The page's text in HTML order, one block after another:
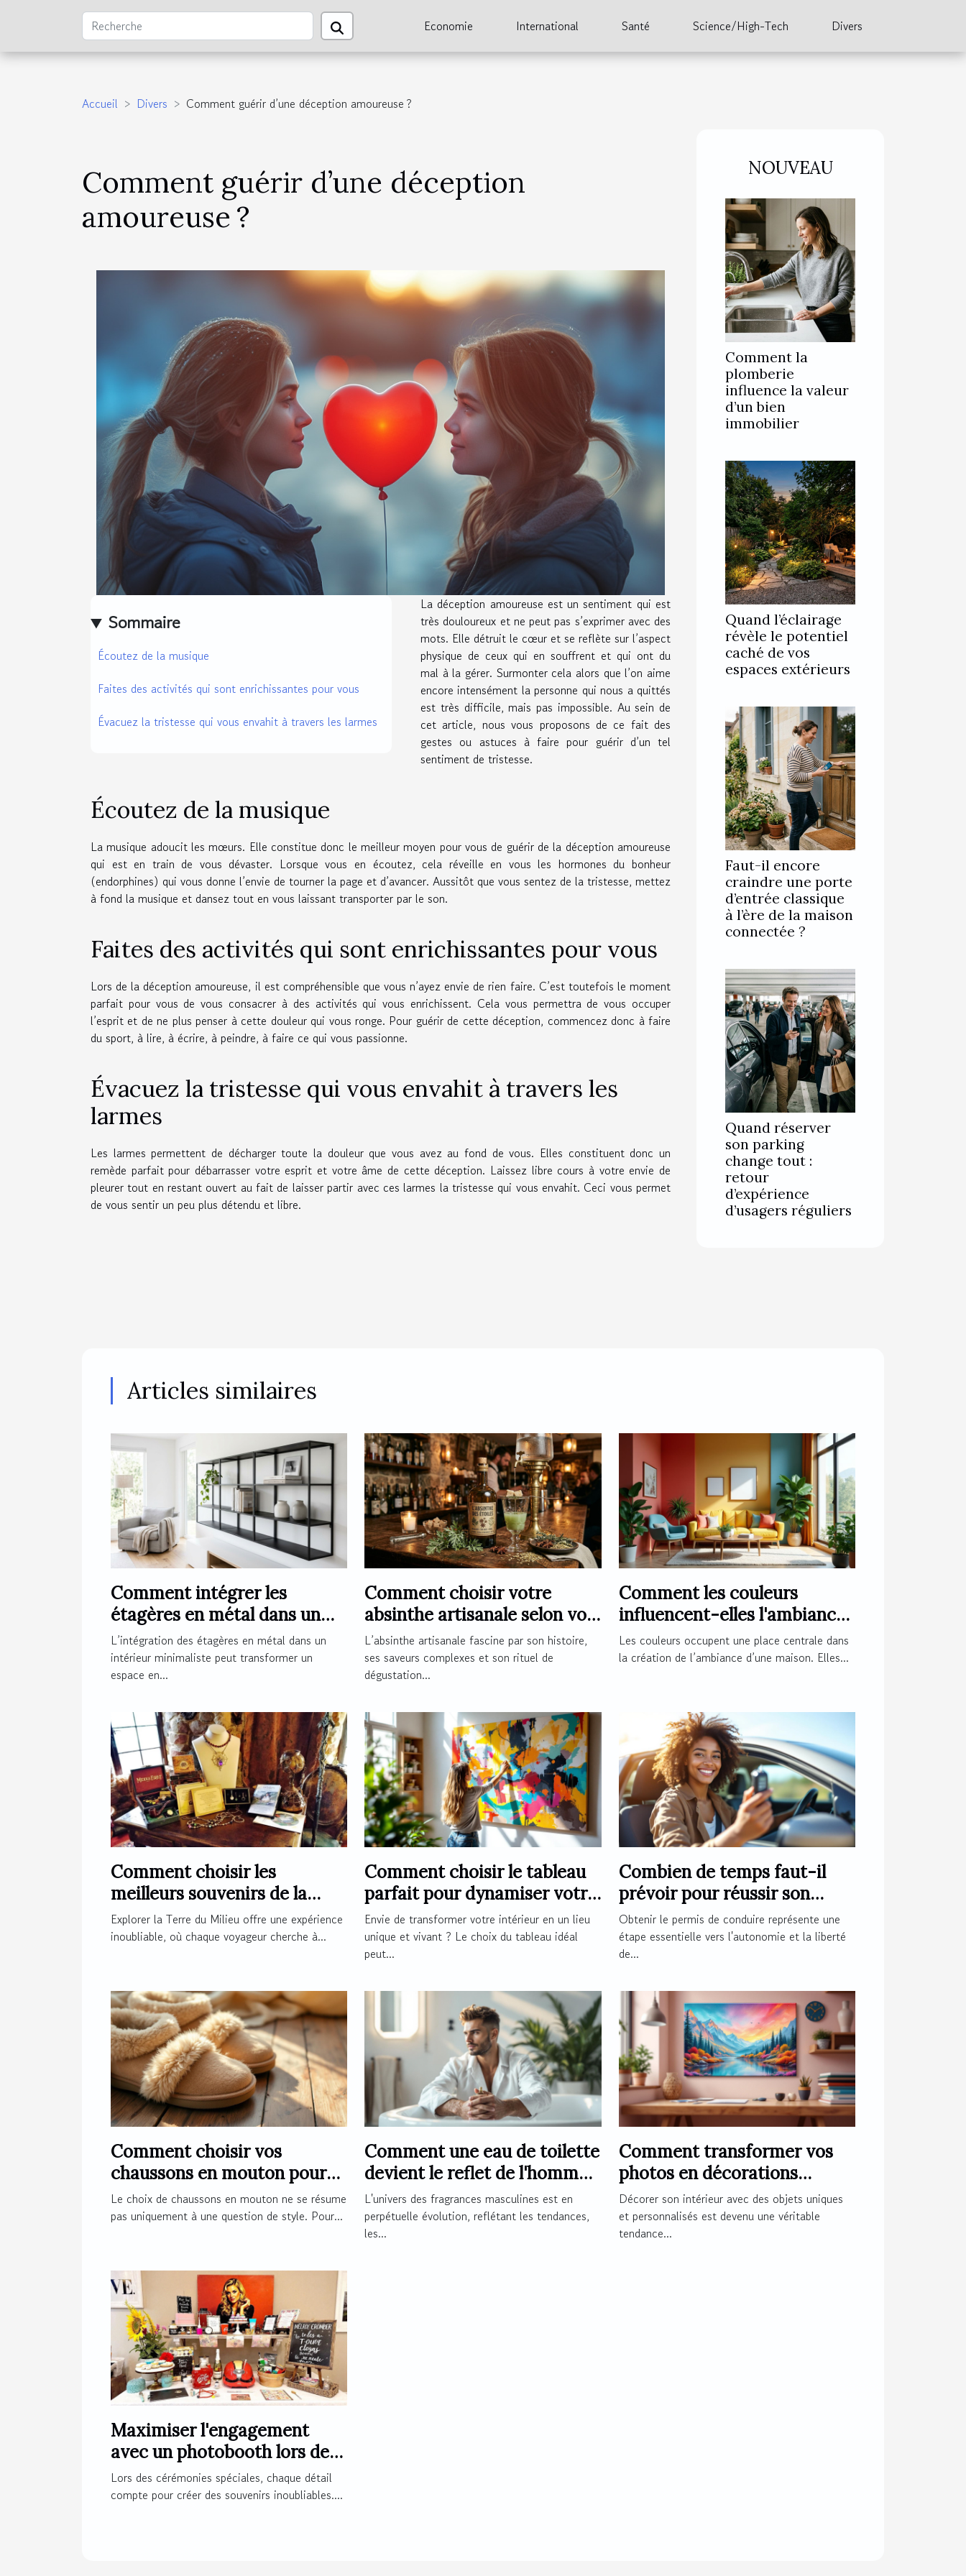
Economie International Santé Science/High-Tech Divers
Accueil Divers Comment guérir d’une déception amoureuse ?
Comment guérir d’une déception
amoureuse ?
Sommaire
Écoutez de la musique
Faites des activités qui sont enrichissantes pour vous
Évacuez la tristesse qui vous envahit à travers les larmes
La déception amoureuse est un sentiment qui est
très douloureux et ne peut pas s’exprimer avec des
mots. Elle détruit le cœur et se reflète sur l’aspect
physique de ceux qui en souffrent et qui ont du
mal à la gérer. Surmonter cela alors que l’on aime
encore intensément la personne qui nous a quittés
est très difficile, mais pas impossible. Au sein de
cet article, nous vous proposons de ce fait des
gestes ou astuces à faire pour guérir d’un tel
sentiment de tristesse.
Écoutez de la musique
La musique adoucit les mœurs. Elle constitue donc le meilleur moyen pour vous de guérir de la déception amoureuse
qui est en train de vous dévaster. Lorsque vous en écoutez, cela réveille en vous les hormones du bonheur
(endorphines) qui vous donne l’envie de tourner la page et d’avancer. Aussitôt que vous sentez de la tristesse, mettez
à fond la musique et dansez tout en vous laissant transporter par le son.
Faites des activités qui sont enrichissantes pour vous
Lors de la déception amoureuse, il est compréhensible que vous n’ayez envie de rien faire. C’est toutefois le moment
parfait pour vous de vous consacrer à des activités qui vous enrichissent. Cela vous permettra de vous occuper
l’esprit et de ne plus penser à cette douleur qui vous ronge. Pour guérir de cette déception, commencez donc à faire
du sport, à lire, à écrire, à peindre, à faire ce qui vous passionne.
Évacuez la tristesse qui vous envahit à travers les
larmes
Les larmes permettent de décharger toute la douleur que vous avez au fond de vous. Elles constituent donc un
remède parfait pour débarrasser votre esprit et votre âme de cette déception. Laissez libre cours à votre envie de
pleurer tout en restant ouvert au fait de laisser partir avec ces larmes la tristesse qui vous envahit. Ceci vous permet
de vous sentir un peu plus détendu et libre.
NOUVEAU
Comment la
plomberie
influence la valeur
d’un bien
immobilier
Quand l’éclairage
révèle le potentiel
caché de vos
espaces extérieurs
Faut-il encore
craindre une porte
d’entrée classique
à l’ère de la maison
connectée ?
Quand réserver
son parking
change tout :
retour
d’expérience
d’usagers réguliers
Articles similaires
Comment intégrer les
étagères en métal dans un
intérieur minimaliste ?
L’intégration des étagères en métal dans un
intérieur minimaliste peut transformer un
espace en...
Comment choisir votre
absinthe artisanale selon vos
préférences ?
L’absinthe artisanale fascine par son histoire,
ses saveurs complexes et son rituel de
dégustation...
Comment les couleurs
influencent-elles l'ambiance
de votre maison ?
Les couleurs occupent une place centrale dans
la création de l’ambiance d’une maison. Elles...
Comment choisir les
meilleurs souvenirs de la
Terre du Milieu ?
Explorer la Terre du Milieu offre une expérience
inoubliable, où chaque voyageur cherche à...
Comment choisir le tableau
parfait pour dynamiser votre
espace ?
Envie de transformer votre intérieur en un lieu
unique et vivant ? Le choix du tableau idéal
peut...
Combien de temps faut-il
prévoir pour réussir son
permis de conduire ?
Obtenir le permis de conduire représente une
étape essentielle vers l'autonomie et la liberté
de...
Comment choisir vos
chaussons en mouton pour
un confort optimal ?
Le choix de chaussons en mouton ne se résume
pas uniquement à une question de style. Pour...
Comment une eau de toilette
devient le reflet de l'homme
moderne ?
L'univers des fragrances masculines est en
perpétuelle évolution, reflétant les tendances,
les...
Comment transformer vos
photos en décorations
magnétiques originales ?
Décorer son intérieur avec des objets uniques
et personnalisés est devenu une véritable
tendance...
Maximiser l'engagement
avec un photobooth lors de
cérémonies spéciales
Lors des cérémonies spéciales, chaque détail
compte pour créer des souvenirs inoubliables....